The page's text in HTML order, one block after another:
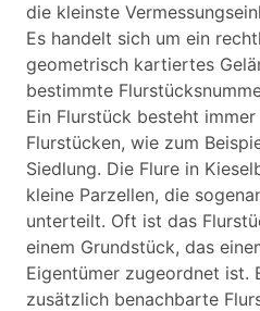
die kleinste
Es handelt sich um ein
geometrisch kartiertes
bestimmte
Ein Flurstück besteht
Flurstücken, wie zum
Siedlung. Die Flure in
kleine Parzellen, die
unterteilt. Oft ist das
einem Grundstück, das
Eigentümer zugeordnet ist.
zusätzlich benachbarte